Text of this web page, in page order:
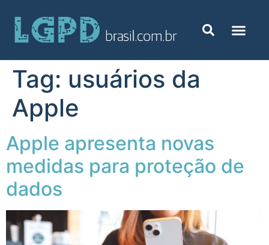
Tag: usuários da
Apple
Apple apresenta novas
medidas para proteção de
dados